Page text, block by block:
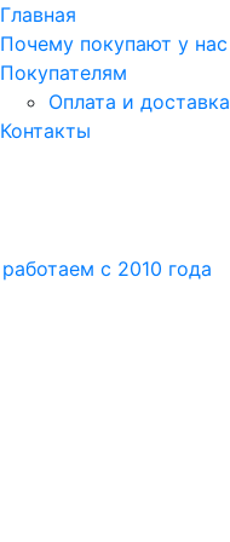
Главная
Почему покупают у нас
Покупателям
Оплата и доставка
Контакты
работаем с 2010 года